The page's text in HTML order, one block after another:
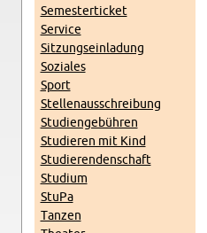
Se­mes­ter­ti­cket
Ser­vice
Sit­zungs­ein­la­dung
So­zia­les
Sport
Stel­len­aus­schrei­bung
Stu­di­en­ge­büh­ren
Stu­die­ren mit Kind
Stu­die­ren­den­schaft
Stu­di­um
StuPa
Tan­zen